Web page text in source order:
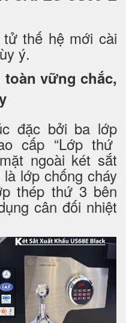
thế hệ mới cài
ý.
vững chắc,
đặc bởi ba lớp
cấp “Lớp thứ
ngoài két sắt
lớp chống cháy
thép thứ 3 bên
cân đối nhiệt